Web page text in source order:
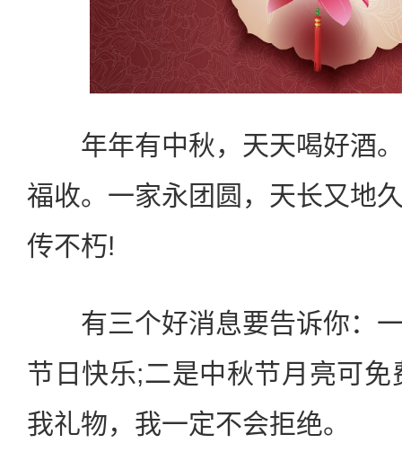
年年有中秋，天天喝好酒。
福收。一家永团圆，天长又地
传不朽!
有三个好消息要告诉你：一
节日快乐;二是中秋节月亮可
我礼物，我一定不会拒绝。